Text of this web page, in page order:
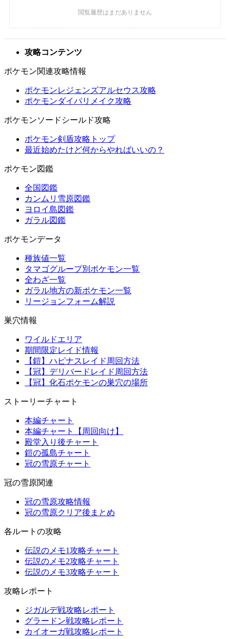
攻略コンテンツ
ポケモン関連攻略情報
ポケモンレジェンズアルセウス攻略
ポケモンダイパリメイク攻略
ポケモンソードシールド攻略
ポケモン剣盾攻略トップ
最近始めたけど何からやればいいの？
ポケモン図鑑
全国図鑑
カンムリ雪原図鑑
ヨロイ島図鑑
ガラル図鑑
ポケモンデータ
種族値一覧
タマゴグループ別ポケモン一覧
全わざ一覧
ガラル地方の新ポケモン一覧
リージョンフォーム解説
巣穴情報
ワイルドエリア
期間限定レイド情報
【鎧】ハピナスレイド周回方法
【冠】デリバードレイド周回方法
【冠】化石ポケモンの巣穴の場所
ストーリーチャート
本編チャート
本編チャート【周回向け】
殿堂入り後チャート
鎧の孤島チャート
冠の雪原チャート
冠の雪原関連
冠の雪原攻略情報
冠の雪原クリア後まとめ
各ルートの攻略
伝説のメモ1攻略チャート
伝説のメモ2攻略チャート
伝説のメモ3攻略チャート
攻略レポート
ジガルデ戦攻略レポート
グラードン戦攻略レポート
カイオーガ戦攻略レポート